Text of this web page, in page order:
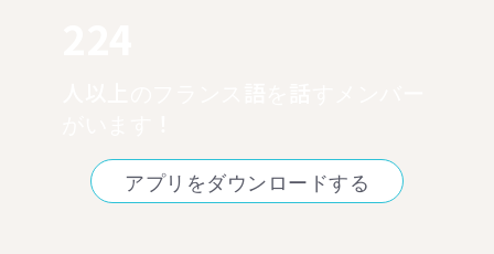
アプリをダウンロードする